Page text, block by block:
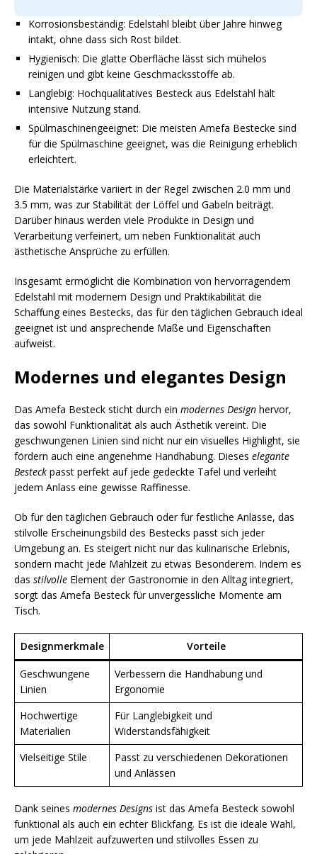
Korrosionsbeständig: Edelstahl bleibt über Jahre hinweg
intakt, ohne dass sich Rost bildet.
Hygienisch: Die glatte Oberfläche lässt sich mühelos
reinigen und gibt keine Geschmacksstoffe ab.
Langlebig: Hochqualitatives Besteck aus Edelstahl hält
intensive Nutzung stand.
Spülmaschinengeeignet: Die meisten Amefa Bestecke sind
für die Spülmaschine geeignet, was die Reinigung erheblich
erleichtert.
Die Materialstärke variiert in der Regel zwischen 2.0 mm und
3.5 mm, was zur Stabilität der Löffel und Gabeln beiträgt.
Darüber hinaus werden viele Produkte in Design und
Verarbeitung verfeinert, um neben Funktionalität auch
ästhetische Ansprüche zu erfüllen.
Insgesamt ermöglicht die Kombination von hervorragendem
Edelstahl mit modernem Design und Praktikabilität die
Schaffung eines Bestecks, das für den täglichen Gebrauch ideal
geeignet ist und ansprechende Maße und Eigenschaften
aufweist.
Modernes und elegantes Design
Das Amefa Besteck sticht durch ein modernes Design hervor,
das sowohl Funktionalität als auch Ästhetik vereint. Die
geschwungenen Linien sind nicht nur ein visuelles Highlight, sie
fördern auch eine angenehme Handhabung. Dieses elegante
Besteck passt perfekt auf jede gedeckte Tafel und verleiht
jedem Anlass eine gewisse Raffinesse.
Ob für den täglichen Gebrauch oder für festliche Anlässe, das
stilvolle Erscheinungsbild des Bestecks passt sich jeder
Umgebung an. Es steigert nicht nur das kulinarische Erlebnis,
sondern macht jede Mahlzeit zu etwas Besonderem. Indem es
das stilvolle Element der Gastronomie in den Alltag integriert,
sorgt das Amefa Besteck für unvergessliche Momente am
Tisch.
Designmerkmale Vorteile
Geschwungene
Linien
Verbessern die Handhabung und
Ergonomie
Hochwertige
Materialien
Für Langlebigkeit und
Widerstandsfähigkeit
Vielseitige Stile
Passt zu verschiedenen Dekorationen
und Anlässen
Dank seines modernes Designs ist das Amefa Besteck sowohl
funktional als auch ein echter Blickfang. Es ist die ideale Wahl,
um jede Mahlzeit aufzuwerten und stilvolles Essen zu